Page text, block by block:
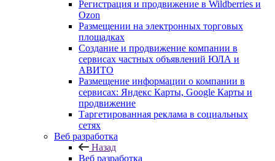
Регистрация и продвижение в Wildberries и
Ozon
Размещении на электронных торговых
площадках
Создание и продвижение компании в
сервисах частных объявлений ЮЛА и
АВИТО
Размещение информации о компании в
сервисах: Яндекс Карты, Google Карты и
продвижение
Таргетированная реклама в социальных
сетях
Веб разработка
Назад
Веб разработка